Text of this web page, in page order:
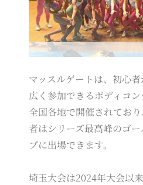
マッスルゲートは、初心
広く参加できるボディコン
全国各地で開催されてお
者はシリーズ最高峰のゴ
プに出場できます。
埼玉大会は2024年大会以